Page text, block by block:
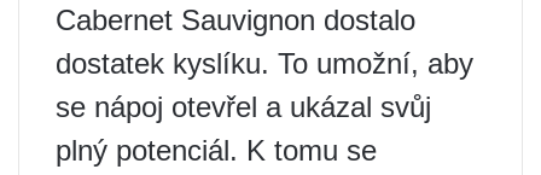
Cabernet Sauvignon dostalo
dostatek kyslíku. To umožní, aby
se nápoj otevřel a ukázal svůj
plný potenciál. K tomu se